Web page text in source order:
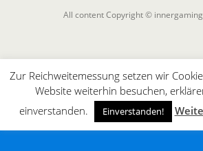
All content Copyright ©
Zur Reichweitemessung setzen wir
Website weiterhin besuchen,
einverstanden.
Einverstanden!